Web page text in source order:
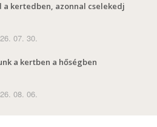
a kertedben, azonnal cselekedj
07. 30.
a kertben a hőségben
08. 06.